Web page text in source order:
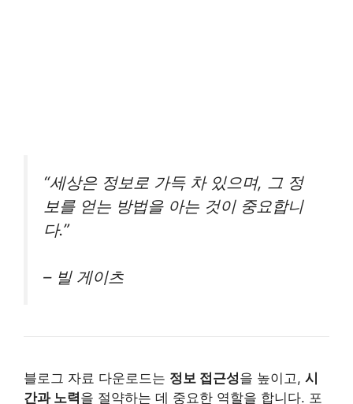
“세상은 정보로 가득 차 있으며, 그 정
보를 얻는 방법을 아는 것이 중요합니
다.”
– 빌 게이츠
블로그 자료 다운로드는 정보 접근성을 높이고, 시
간과 노력을 절약하는 데 중요한 역할을 합니다. 포